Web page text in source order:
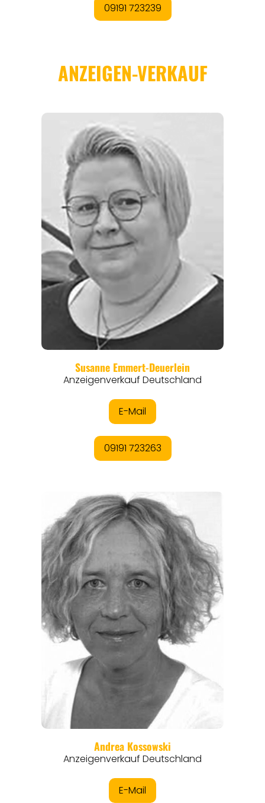
REGIONEN
ORTE
EVENTS
REISEFÜHRER
REISEMAGAZINE
THEMEN
ANGEBOTE